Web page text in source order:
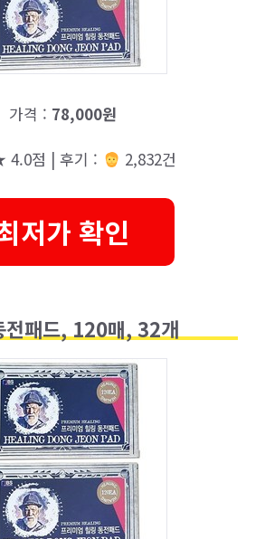
가격 : 78,000원
4.0점 | 후기 : 2,832건
저가 확인
전패드, 120매, 32개